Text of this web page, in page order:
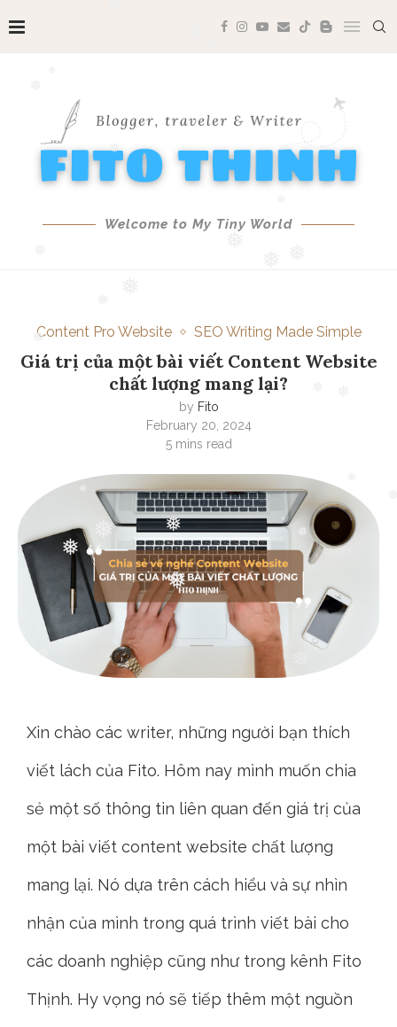
❅
❅ ❅
❅
❅
❅
❅
❅
Welcome to My Tiny World
Content Pro Website SEO Writing Made Simple
Giá trị của một bài viết Content Website
chất lượng mang lại?
by Fito
February 20, 2024
5 mins read
Xin chào các writer, những người bạn thích
viết lách của Fito. Hôm nay mình muốn chia
sẻ một số thông tin liên quan đến giá trị của
một bài viết content website chất lượng
mang lại. Nó dựa trên cách hiểu và sự nhìn
nhận của mình trong quá trình viết bài cho
các doanh nghiệp cũng như trong kênh Fito
Thịnh. Hy vọng nó sẽ tiếp thêm một nguồn